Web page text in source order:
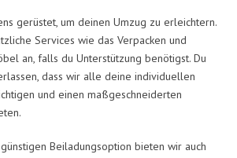
gerüstet, um deinen Umzug zu erleichtern.
Services wie das Verpacken und
an, falls du Unterstützung benötigst. Du
dass wir alle deine individuellen
und einen maßgeschneiderten
Beiladungsoption bieten wir auch